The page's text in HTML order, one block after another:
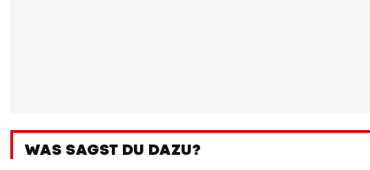
WAS SAGST DU DAZU?